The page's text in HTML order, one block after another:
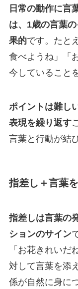
日常の動作に言
は、1歳の言葉
果的です。たと
食べようね」「
今していること
ポイントは難し
表現を繰り返す
言葉と行動が結
指差し＋言葉
指差しは言葉の
ションのサイン
「お花きれいだ
対して言葉を添
係が自然に身に